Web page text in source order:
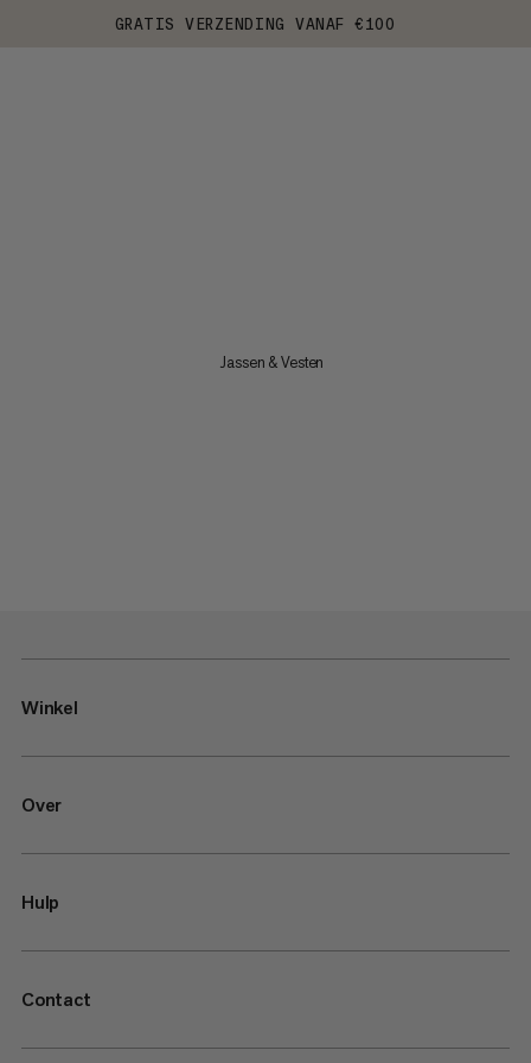
GRATIS VERZENDING VANAF €100
Jassen & Vesten
Winkel
Over
Hulp
Contact